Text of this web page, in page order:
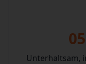
05
Unterhaltsam,